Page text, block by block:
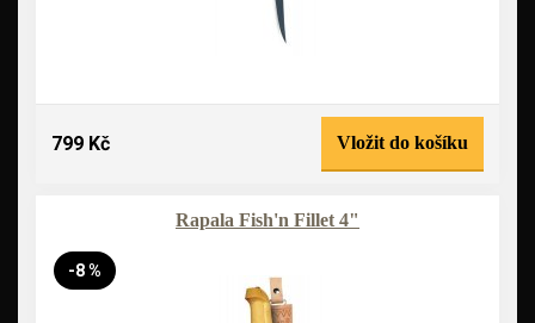
799 Kč Vložit do košíku
Rapala Fish'n Fillet 4"
-8 %